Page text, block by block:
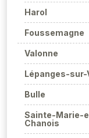
Harol
Foussemagne
Valonne
Lépanges-sur-
Bulle
Sainte-Marie-
Chanois